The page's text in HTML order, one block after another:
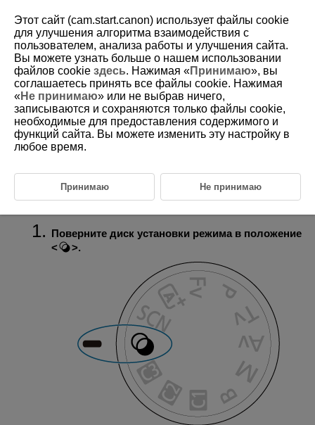
D180-043
Режим «Художественные
фильтры»
Характеристики художественных фильтров
Можно снимать с примененными эффектами фильтра. Эффекты
фильтра можно предварительно просмотреть перед съемкой.
Поверните диск установки режима в положение
.
Этот сайт (cam.start.canon) использует файлы cookie
для улучшения алгоритма взаимодействия с
пользователем, анализа работы и улучшения сайта.
Вы можете узнать больше о нашем использовании
файлов cookie здесь. Нажимая «Принимаю», вы
соглашаетесь принять все файлы cookie. Нажимая
«Не принимаю» или не выбрав ничего,
записываются и сохраняются только файлы cookie,
необходимые для предоставления содержимого и
функций сайта. Вы можете изменить эту настройку в
любое время.
Принимаю Не принимаю